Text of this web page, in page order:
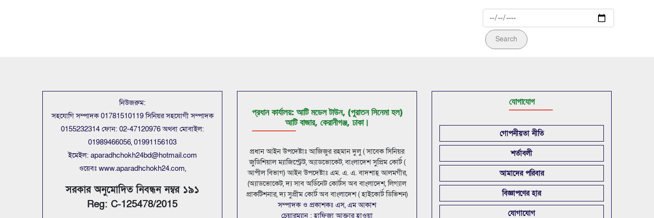
Search
নিউজরুম:
সহযোগি সম্পাদক 01781510119 সিনিয়র সহযোগী সম্পাদক
0155232314 ফোন: 02-47120976 অথবা মোবাইল:
01989466056, 01991156103
ইমেইল: aparadhchokh24bd@hotmail.com
ওয়েবঃ www.aparadhchokh24.com,
সরকার অনুমোদিত নিবন্ধন নম্বর ১৯১
Reg: C-125478/2015
প্রধান কার্যালয়: আটি মডেল টাউন, (পুরাতন সিনেমা হল)
আটি বাজার, কেরানীগঞ্জ, ঢাকা।
প্রধান আইন উপদেষ্টাঃ আজিজুর রহমান দুলু ( সাবেক সিনিয়র
জুডিশিয়াল ম্যাজিস্ট্রেট, অ্যাডভোকেট, বাংলাদেশ সুপ্রিম কোর্ট (
আপীল বিভাগ) আইন উপদেষ্টাঃ এম. এ. এ. বাদশাহ্ আলমগীর,
(অ্যাডভোকেট, দ্য সাব অর্ডিনেট কোর্টস অব বাংলাদেশ, লিগ্যাল
প্রাকটিশনার, দ্য সুপ্রীম কোর্ট অব বাংলাদেশ ( হাইকোর্ট ডিভিশন)
সম্পাদক ও প্রকাশকঃ এস, এম আকাশ
চেয়ারম্যান : হাফিজা আক্তার হাওয়া
যোগাযোগ
গোপনীয়তা নীতি
শর্তাবলী
আমাদের পরিবার
বিজ্ঞাপণের হার
যোগাযোগ